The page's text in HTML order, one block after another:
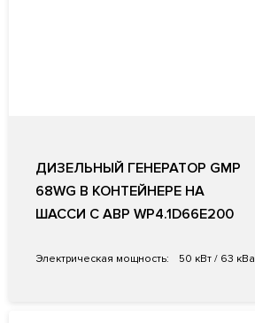
ДИЗЕЛЬНЫЙ ГЕНЕРАТОР GMP
68WG В КОНТЕЙНЕРЕ НА
ШАССИ С АВР WP4.1D66E200
Электрическая мощность: 50 кВт / 63 кВа